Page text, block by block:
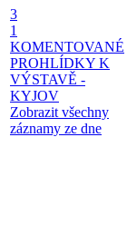
3
1
KOMENTOVANÉ
PROHLÍDKY K
VÝSTAVĚ -
KYJOV
Zobrazit všechny
záznamy ze dne